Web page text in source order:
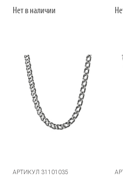
Нет в наличии
АРТИКУЛ 31101035